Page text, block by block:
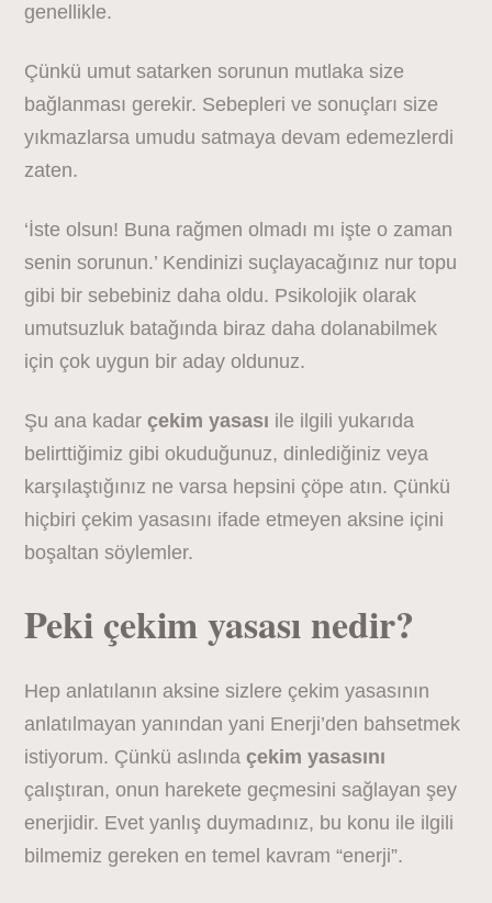
genellikle.
Çünkü umut satarken sorunun mutlaka size
bağlanması gerekir. Sebepleri ve sonuçları size
yıkmazlarsa umudu satmaya devam edemezlerdi
zaten.
‘İste olsun! Buna rağmen olmadı mı işte o zaman
senin sorunun.’ Kendinizi suçlayacağınız nur topu
gibi bir sebebiniz daha oldu. Psikolojik olarak
umutsuzluk batağında biraz daha dolanabilmek
için çok uygun bir aday oldunuz.
Şu ana kadarçekim yasası ile ilgili yukarıda
belirttiğimiz gibi okuduğunuz, dinlediğiniz veya
karşılaştığınız ne varsa hepsini çöpe atın. Çünkü
hiçbiri çekim yasasını ifade etmeyen aksine içini
boşaltan söylemler.
Peki çekim yasası nedir?
Hep anlatılanın aksine sizlere çekim yasasının
anlatılmayan yanından yani Enerji’den bahsetmek
istiyorum. Çünkü aslındaçekim yasasını
çalıştıran, onun harekete geçmesini sağlayan şey
enerjidir. Evet yanlış duymadınız, bu konu ile ilgili
bilmemiz gereken en temel kavram “enerji”.